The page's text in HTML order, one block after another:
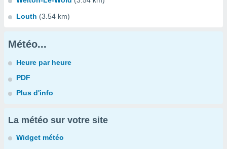
Louth (3.54 km)
Météo...
Heure par heure
PDF
Plus d'info
La météo sur votre site
Widget météo